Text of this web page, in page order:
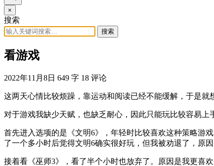
×
搜索
搜索
看游戏
2022年11月8日 649 字 18 评论
这两天心情比较烦躁，靠运动和阅读已经不能缓解，于是就
对于游戏我缺少天赋，也缺乏耐心，因此只能玩比较容易
首先进入选项的是《文明6》，年轻时比较喜欢这种策略游
了一个多小时后觉得文明6确实很好玩，但我被劝退了，原
接着看《巫师3》，看了半个小时也放弃了。原因是我更喜